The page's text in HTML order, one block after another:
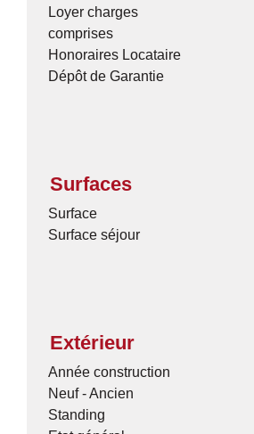
Loyer charges
comprises
Honoraires Locataire
Dépôt de Garantie
Surfaces
Surface
Surface séjour
Extérieur
Année construction
Neuf - Ancien
Standing